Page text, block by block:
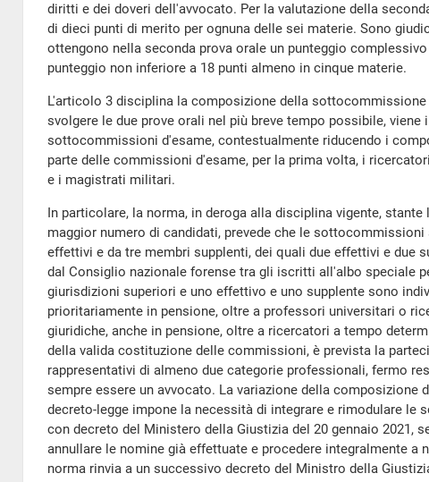
diritti e dei doveri dell'avvocato. Per la valutazione della
di dieci punti di merito per ognuna delle sei materie. Sono
ottengono nella seconda prova orale un punteggio
punteggio non inferiore a 18 punti almeno in cinque materie.
L'articolo 3 disciplina la composizione della sottocommissione
svolgere le due prove orali nel più breve tempo possibile,
sottocommissioni d'esame, contestualmente riducendo i
parte delle commissioni d'esame, per la prima volta, i
e i magistrati militari.
In particolare, la norma, in deroga alla disciplina vigente,
maggior numero di candidati, prevede che le
effettivi e da tre membri supplenti, dei quali due effettivi e due
dal Consiglio nazionale forense tra gli iscritti all'albo speciale
giurisdizioni superiori e uno effettivo e uno supplente sono
prioritariamente in pensione, oltre a professori universitari o
giuridiche, anche in pensione, oltre a ricercatori a tempo
della valida costituzione delle commissioni, è prevista la
rappresentativi di almeno due categorie professionali, fermo
sempre essere un avvocato. La variazione della composizione
decreto-legge impone la necessità di integrare e rimodulare le
con decreto del Ministero della Giustizia del 20 gennaio 2021,
annullare le nomine già effettuate e procedere integralmente a
norma rinvia a un successivo decreto del Ministro della